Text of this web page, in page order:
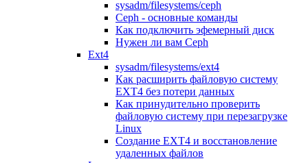
sysadm/filesystems/ceph
Ceph - основные команды
Как подключить эфемерный диск
Нужен ли вам Ceph
Ext4
sysadm/filesystems/ext4
Как расширить файловую систему
EXT4 без потери данных
Как принудительно проверить
файловую систему при перезагрузке
Linux
Создание EXT4 и восстановление
удаленных файлов